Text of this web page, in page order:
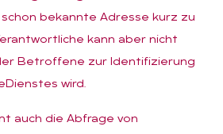
bekannte Adresse kurz zu
kann aber nicht
Betroffene zur Identifizierung
wird.
auch die Abfrage von